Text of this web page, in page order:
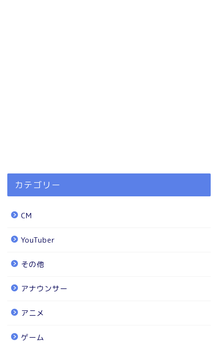
カテゴリー
CM
YouTuber
その他
アナウンサー
アニメ
ゲーム